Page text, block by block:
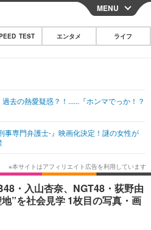
CLOSE
その他
韓国・芸能
スポーツ
グルメ
ショッピング
MENU
TEST エンタメ ライフ
去の熱愛疑惑？！......『ホンマでっか！？
事専門弁護士-』映画化決定！謎の女性が
・入山杏奈、NGT48・荻野由
”を社会見学 1枚目の写真・画